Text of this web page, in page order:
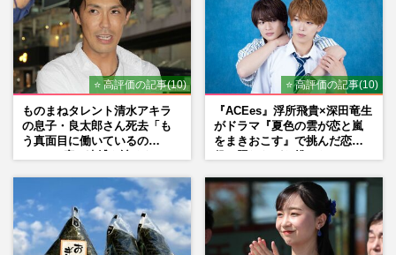
⭐ 高評価の記事(10)
ものまねタレント清水アキラ
の息子・良太郎さん死去「も
う真面目に働いているの
⭐ 高評価の記事(10)
『ACEes』浮所飛貴×深田竜生
がドラマ『夏色の雲が恋と嵐
をまきおこす』で挑んだ恋人